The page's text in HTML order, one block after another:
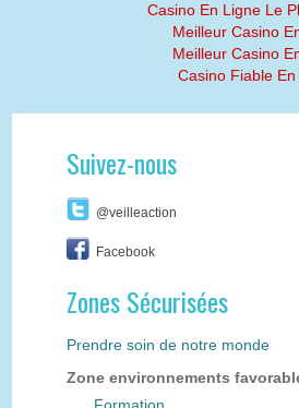
Casino En Ligne Le
Meilleur Casino
Meilleur Casino
Casino Fiable
Suivez-nous
@veilleaction
Facebook
Zones Sécurisées
Prendre soin de notre monde
Zone environnements